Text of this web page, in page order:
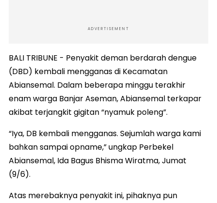
ADVERTISEMENT
BALI TRIBUNE - Penyakit deman berdarah dengue
(DBD) kembali mengganas di Kecamatan
Abiansemal. Dalam beberapa minggu terakhir
enam warga Banjar Aseman, Abiansemal terkapar
akibat terjangkit gigitan “nyamuk poleng”.
“Iya, DB kembali mengganas. Sejumlah warga kami
bahkan sampai opname,” ungkap Perbekel
Abiansemal, Ida Bagus Bhisma Wiratma, Jumat
(9/6).
Atas merebaknya penyakit ini, pihaknya pun